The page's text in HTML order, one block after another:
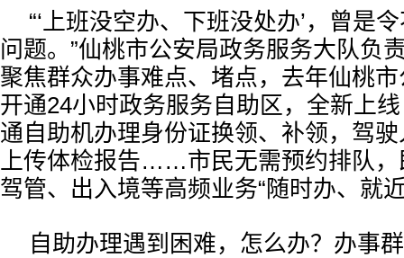
“‘上班没空办、下班没处办’，曾是
问题。”仙桃市公安局政务服务大队负
聚焦群众办事难点、堵点，去年仙桃
开通24小时政务服务自助区，全新上
通自助机办理身份证换领、补领，驾
上传体检报告……市民无需预约排队
驾管、出入境等高频业务“随时办、就
自助办理遇到困难，怎么办？办事